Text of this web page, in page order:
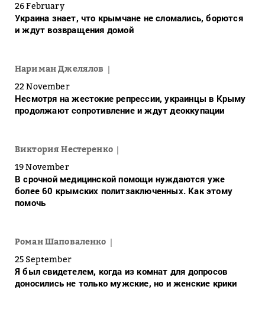
26 February
Украина знает, что крымчане не сломались, борются
и ждут возвращения домой
Нариман Джелялов
22 November
Несмотря на жестокие репрессии, украинцы в Крыму
продолжают сопротивление и ждут деоккупации
Виктория Нестеренко
19 November
В срочной медицинской помощи нуждаются уже
более 60 крымских политзаключенных. Как этому
помочь
Роман Шаповаленко
25 September
Я был свидетелем, когда из комнат для допросов
доносились не только мужские, но и женские крики